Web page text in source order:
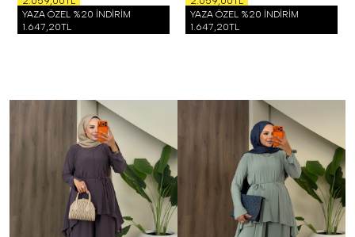
YAZA ÖZEL %20 İNDİRİM
1.647,20TL
YAZA ÖZEL %20 İNDİRİM
1.647,20TL